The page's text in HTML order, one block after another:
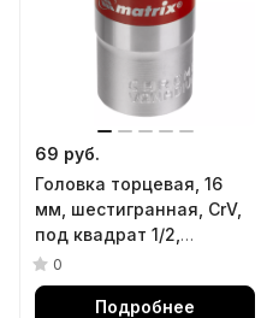
69 руб.
Головка торцевая, 16
мм, шестигранная, CrV,
под квадрат 1/2,
хромированная Matrix
0
Подробнее